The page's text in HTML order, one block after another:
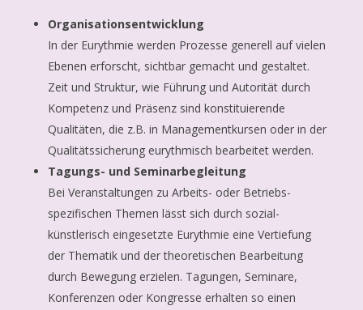
Organisationsentwicklung
In der Eurythmie werden Prozesse generell auf vielen
Ebenen erforscht, sichtbar gemacht und gestaltet.
Zeit und Struktur, wie Führung und Autorität durch
Kompetenz und Präsenz sind konstituierende
Qualitäten, die z.B. in Managementkursen oder in der
Qualitätssicherung eurythmisch bearbeitet werden.
Tagungs- und Seminarbegleitung
Bei Veranstaltungen zu Arbeits- oder Betriebs-
spezifischen Themen lässt sich durch sozial-
künstlerisch eingesetzte Eurythmie eine Vertiefung
der Thematik und der theoretischen Bearbeitung
durch Bewegung erzielen. Tagungen, Seminare,
Konferenzen oder Kongresse erhalten so einen